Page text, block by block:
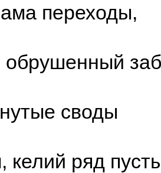
переходы,
своды
келий ряд